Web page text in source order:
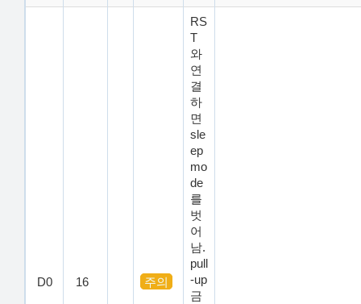
D0 16 주의
RS
T
와
연
결
하
면
sle
ep
mo
de
를
벗
어
남.
pull
-up
금